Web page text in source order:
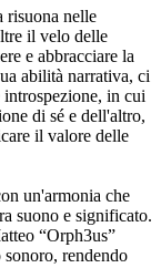
risuona nelle
il velo delle
e abbracciare la
abilità narrativa, ci
introspezione, in cui
di sé e dell'altro,
il valore delle
un'armonia che
suono e significato.
“Orph3us”
rendendo